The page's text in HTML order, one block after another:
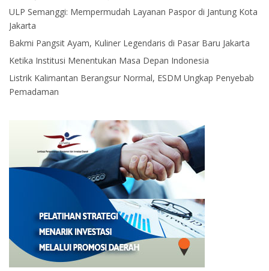
ULP Semanggi: Mempermudah Layanan Paspor di Jantung Kota
Jakarta
Bakmi Pangsit Ayam, Kuliner Legendaris di Pasar Baru Jakarta
Ketika Institusi Menentukan Masa Depan Indonesia
Listrik Kalimantan Berangsur Normal, ESDM Ungkap Penyebab
Pemadaman